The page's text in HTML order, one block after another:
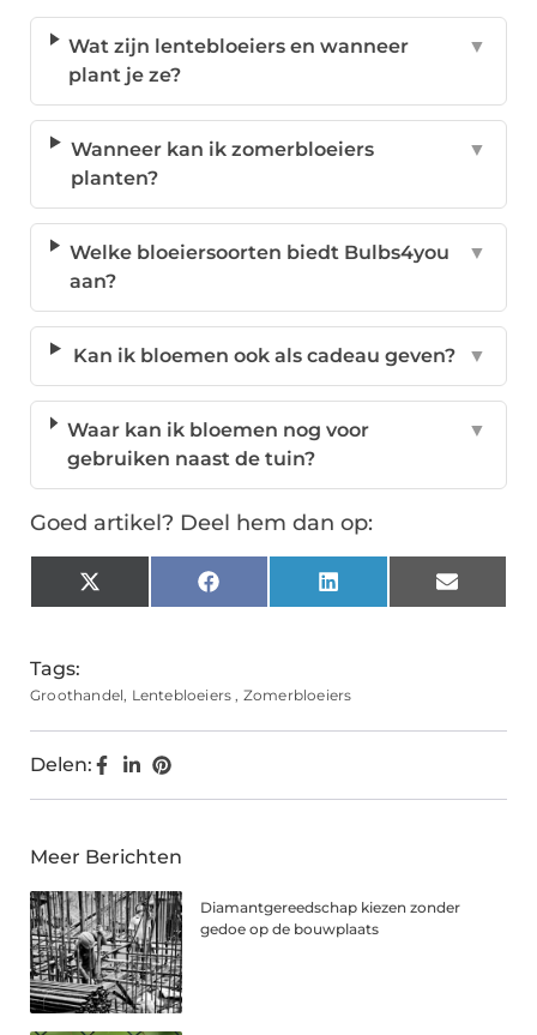
Wat zijn lentebloeiers en wanneer
plant je ze?
▼
Wanneer kan ik zomerbloeiers
planten?
▼
Welke bloeiersoorten biedt Bulbs4you
aan?
▼
Kan ik bloemen ook als cadeau geven? ▼
Waar kan ik bloemen nog voor
gebruiken naast de tuin?
▼
Goed artikel? Deel hem dan op:
X
(Twitter)
Facebook LinkedIn Email
Tags:
Groothandel, Lentebloeiers , Zomerbloeiers
Delen:
Meer Berichten
Diamantgereedschap kiezen zonder
gedoe op de bouwplaats